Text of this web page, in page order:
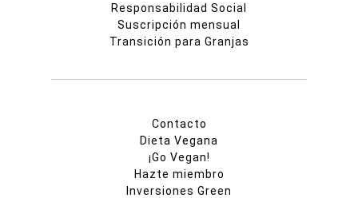
Responsabilidad Social
Suscripción mensual
Transición para Granjas
Contacto
Dieta Vegana
¡Go Vegan!
Hazte miembro
Inversiones Green